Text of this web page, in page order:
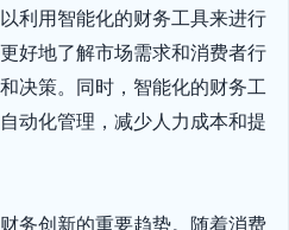
利用智能化的财务工具来进行
好地了解市场需求和消费者行
决策。同时，智能化的财务工
动化管理，减少人力成本和提
务创新的重要趋势。随着消费